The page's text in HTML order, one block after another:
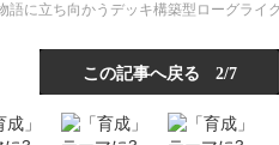
語に立ち向かうデッキ構築型ローグラ
この記事へ戻る 2/7